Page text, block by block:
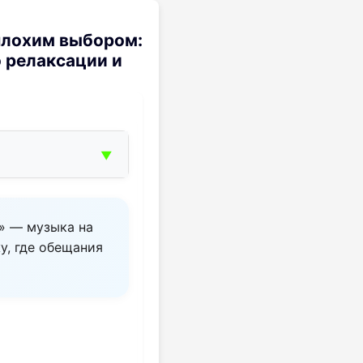
выбором:
релаксации и
▼
— музыка на
где обещания